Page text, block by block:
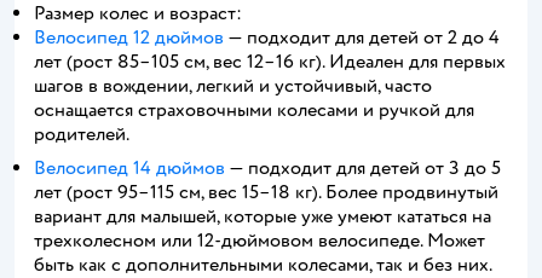
Размер колес и возраст:
Велосипед 12 дюймов — подходит для детей от 2 до 4
лет (рост 85–105 см, вес 12–16 кг). Идеален для первых
шагов в вождении, легкий и устойчивый, часто
оснащается страховочными колесами и ручкой для
родителей.
Велосипед 14 дюймов — подходит для детей от 3 до 5
лет (рост 95–115 см, вес 15–18 кг). Более продвинутый
вариант для малышей, которые уже умеют кататься на
трехколесном или 12-дюймовом велосипеде. Может
быть как с дополнительными колесами, так и без них.